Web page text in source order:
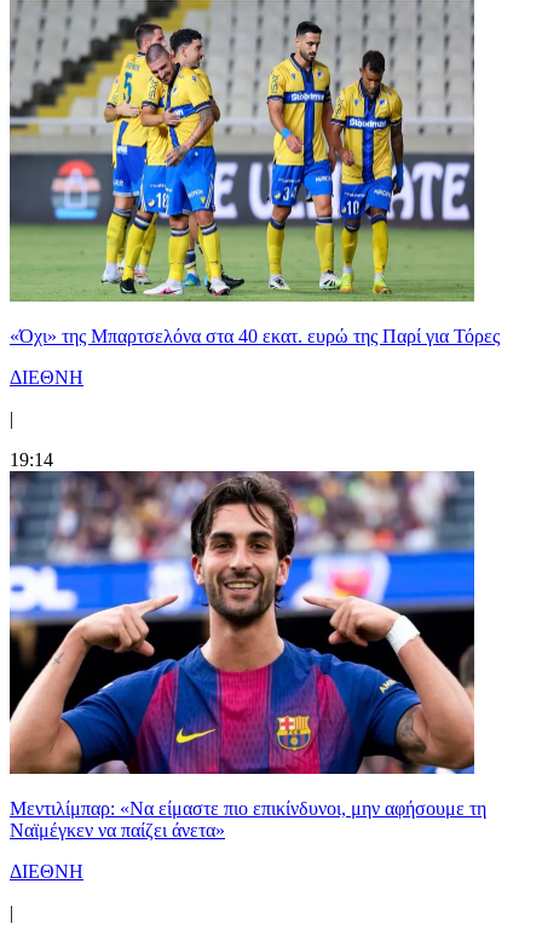
«Όχι» της Μπαρτσελόνα στα 40 εκατ. ευρώ της Παρί για Τόρες
ΔΙΕΘΝΗ
|
19:14
Μεντιλίμπαρ: «Να είμαστε πιο επικίνδυνοι, μην αφήσουμε τη
Ναϊμέγκεν να παίζει άνετα»
ΔΙΕΘΝΗ
|